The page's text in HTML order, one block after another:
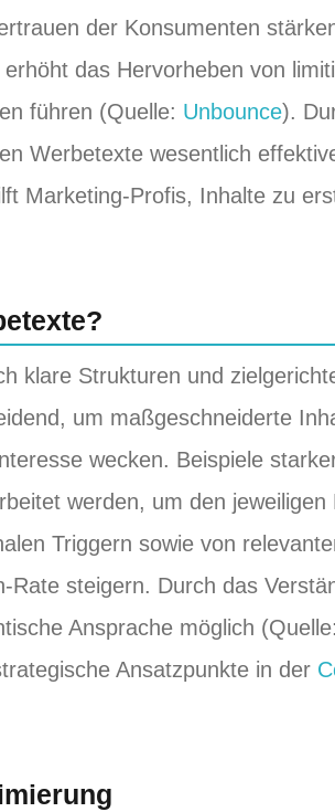
der Konsumenten
das Hervorheben von
führen (Quelle: Unbounce).
Werbetexte wesentlich
Marketing-Profis, Inhalte zu
klare Strukturen und
um maßgeschneiderte
wecken. Beispiele
werden, um den
Triggern sowie von
Rate steigern. Durch das
Ansprache möglich (Quelle:
Ansatzpunkte in der